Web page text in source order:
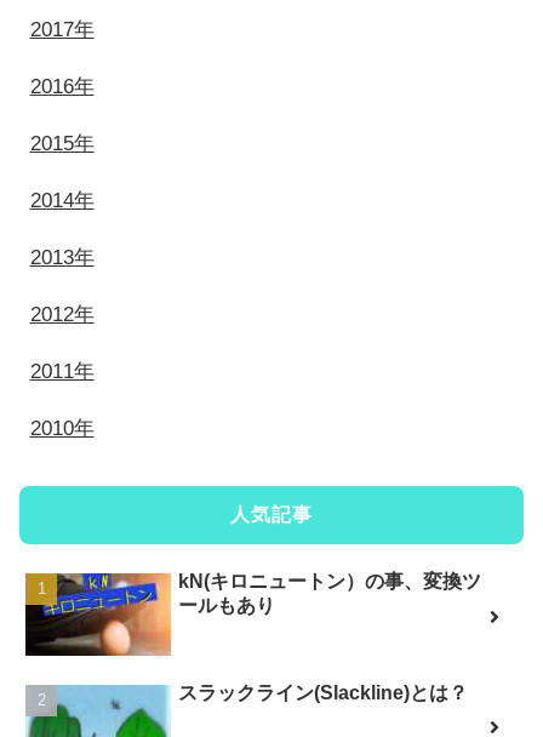
2017年
2016年
2015年
2014年
2013年
2012年
2011年
2010年
人気記事
kN(キロニュートン）の事、変換ツ
ールもあり
スラックライン(Slackline)とは？